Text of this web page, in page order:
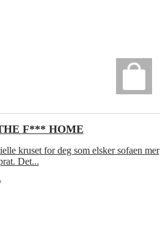
F*** HOME
kruset for deg som elsker sofaen mer
Det...